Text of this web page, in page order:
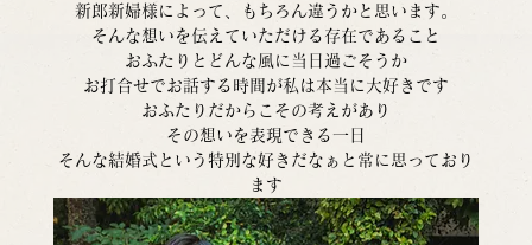
新郎新婦様によって、もちろん違うかと思います。
そんな想いを伝えていただける存在であること
おふたりとどんな風に当日過ごそうか
お打合せでお話する時間が私は本当に大好きです
おふたりだからこその考えがあり
その想いを表現できる一日
そんな結婚式という特別な好きだなぁと常に思っており
ます